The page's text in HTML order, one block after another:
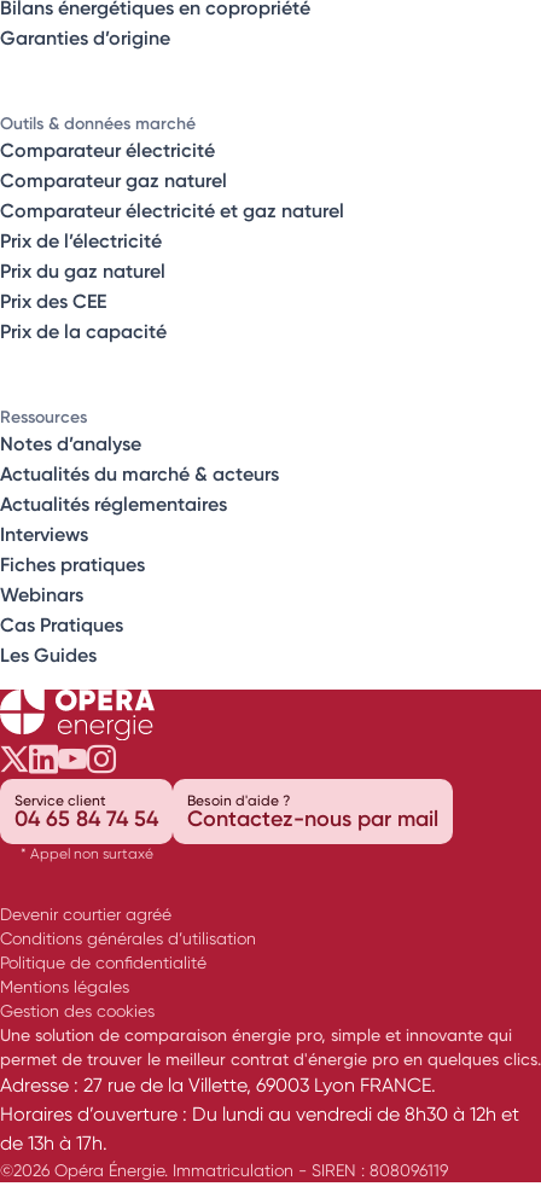
Bilans énergétiques en copropriété
Garanties d’origine
Outils & données marché
Comparateur électricité
Comparateur gaz naturel
Comparateur électricité et gaz naturel
Prix de l’électricité
Prix du gaz naturel
Prix des CEE
Prix de la capacité
Ressources
Notes d’analyse
Actualités du marché & acteurs
Actualités réglementaires
Interviews
Fiches pratiques
Webinars
Cas Pratiques
Les Guides
Opéra Énergie sur Twitter
Opéra Énergie sur LinkedIn
Opéra Énergie sur Youtube
Opéra Énergie sur Instagram
Service client
04 65 84 74 54
* Appel non surtaxé
Besoin d'aide ?
Contactez-nous par mail
Devenir courtier agréé
Conditions générales d’utilisation
Politique de confidentialité
Mentions légales
Gestion des cookies
Une solution de comparaison énergie pro, simple et innovante qui
permet de trouver le meilleur contrat d'énergie pro en quelques clics.
Adresse : 27 rue de la Villette, 69003 Lyon FRANCE.
Horaires d’ouverture : Du lundi au vendredi de 8h30 à 12h et
de 13h à 17h.
©2026 Opéra Énergie. Immatriculation - SIREN : 808096119